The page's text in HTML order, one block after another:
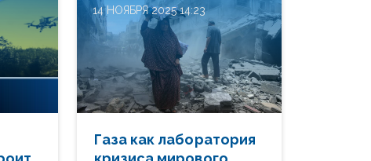
14 НОЯБРЯ 2025 14:23
Газа как лаборатория